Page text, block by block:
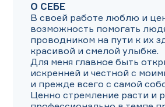
О СЕБЕ
В своей работе люблю и
возможность помогать
проводником на пути к их
красивой и смелой улыбке.
Для меня главное быть
искренней и честной с
и прежде всего с самой
Ценно стремление расти и